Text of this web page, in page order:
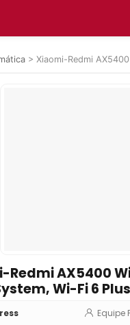
> Xiaomi-Redmi
Redmi AX5400
Wi-Fi 6 Plus
Equipe